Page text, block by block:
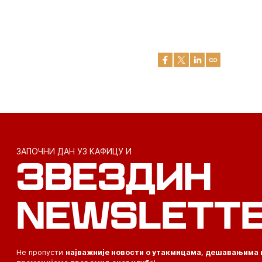
ЗАПОЧНИ ДАН УЗ КАФИЦУ И
ЗВЕЗДИН
Не пропусти најважније новости о утакмицама, дешавањима